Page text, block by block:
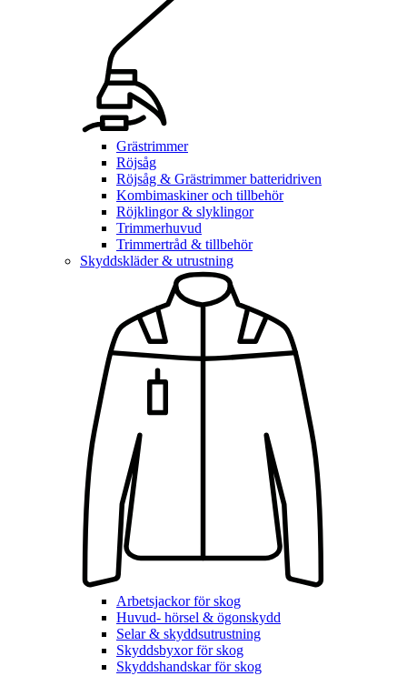
Grästrimmer
Röjsåg
Röjsåg & Grästrimmer batteridriven
Kombimaskiner och tillbehör
Röjklingor & slyklingor
Trimmerhuvud
Trimmertråd & tillbehör
Skyddskläder & utrustning
Arbetsjackor för skog
Huvud- hörsel & ögonskydd
Selar & skyddsutrustning
Skyddsbyxor för skog
Skyddshandskar för skog